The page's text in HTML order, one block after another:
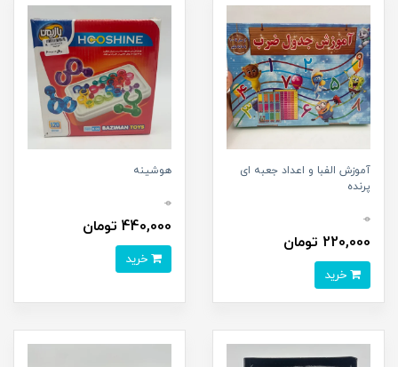
آموزش الفبا و اعداد جعبه ای
پرنده
0
220,000 تومان
هوشینه
0
440,000 تومان